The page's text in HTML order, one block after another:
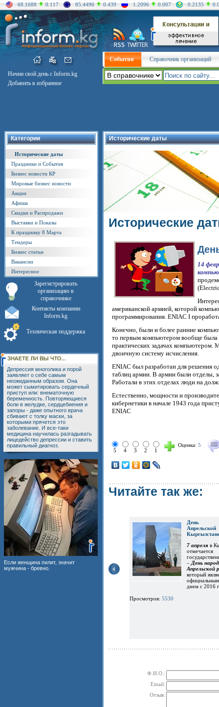
68.1688 0.117 85.4496 0.439 1.2096 0.007 0.2135
Начни свой день с Inform.kg
Добавить в избранное
События Справочник организаций
Категории
Исторические даты
Праздники и События
Бизнес новости КР
Мировые бизнес новости
Акции
Афиша
Скидки и Распродажи
Выставки и Показы
К празднику 8 Марта
Тендеры
Бизнес статьи
Вакансии
Интересное
Зарегистрировать
организацию в
справочнике
Контакты компании
Inform.kg
Техническая поддержка
Депрессия многолика и порой
заявляет о себе самым
неожиданным образом. Она
может сымитировать сердечный
приступ или: внематочную
беременность. Повторяющиеся
боли в желудке, сердцебиения и
запоры - даже опытного врача
сбивают с толку маски, за
которыми прячется это
заболевание. И все-таки
медицина научилась разгадывать
лицедейство депрессии и ставить
правильный диагноз.
Если женщина пилит, значит
мужчина - бревно.
Исторические даты
Исторические
14
американской армией, которой
программирования. ENIAC I
Конечно, были и более ранние
то первым компьютером вообще
практических задачах
двоичную систему исчисления.
ENIAC был разработан для решения
таблиц армии. В армии были отделы,
Работали в этих отделах люди на
Естественно, мощности и
кибернетики в начале 1943 года
ENIAC
5 4 3 2 1
Оценка: 5
Читайте так же:
День
7 апреля в
отмечается
– День
Апрельской
который
днем с 2016
Просмотров: 5530
Ф.И.О.:
Email:
Отзыв: